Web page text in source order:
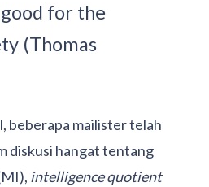
for the
(Thomas
beberapa mailister telah
diskusi hangat tentang
intelligence quotient